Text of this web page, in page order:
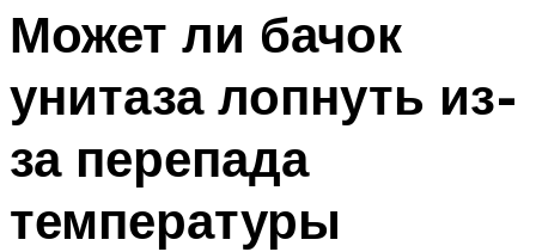
Может ли бачок
унитаза лопнуть из-
за перепада
температуры